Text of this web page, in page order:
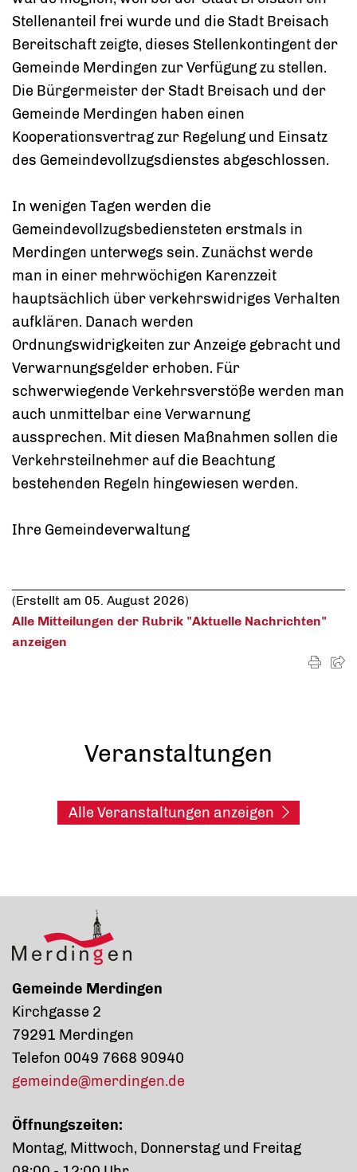
Stellenanteil frei wurde und die Stadt Breisach
Bereitschaft zeigte, dieses Stellenkontingent der
Gemeinde Merdingen zur Verfügung zu stellen.
Die Bürgermeister der Stadt Breisach und der
Gemeinde Merdingen haben einen
Kooperationsvertrag zur Regelung und Einsatz
des Gemeindevollzugsdienstes abgeschlossen.
In wenigen Tagen werden die
Gemeindevollzugsbediensteten erstmals in
Merdingen unterwegs sein. Zunächst werde
man in einer mehrwöchigen Karenzzeit
hauptsächlich über verkehrswidriges Verhalten
aufklären. Danach werden
Ordnungswidrigkeiten zur Anzeige gebracht und
Verwarnungsgelder erhoben. Für
schwerwiegende Verkehrsverstöße werden man
auch unmittelbar eine Verwarnung
aussprechen. Mit diesen Maßnahmen sollen die
Verkehrsteilnehmer auf die Beachtung
bestehenden Regeln hingewiesen werden.
Ihre Gemeindeverwaltung
(Erstellt am 05. August 2026)
Alle Mitteilungen der Rubrik "Aktuelle Nachrichten"
anzeigen
Veranstaltungen
Alle Veranstaltungen anzeigen
Gemeinde Merdingen
Kirchgasse 2
79291 Merdingen
Telefon 0049 7668 90940
gemeinde@merdingen.de
Öffnungszeiten:
Montag, Mittwoch, Donnerstag und Freitag